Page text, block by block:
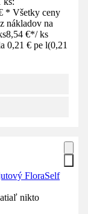
* Všetky ceny
nákladov na
8,54 €*/ ks
0,21 € pe l(0,21
FloraSelf
nikto